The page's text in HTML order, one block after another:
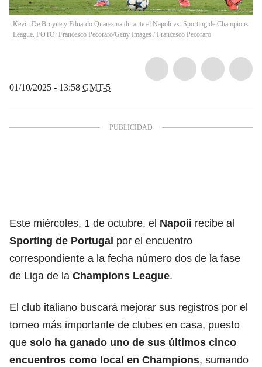
Kevin De Bruyne y Eduardo Quaresma durante el Napoli vs. Sporting de Champions
League. FOTO: Francesco Pecoraro/Getty Images / Francesco Pecoraro
01/10/2025 - 13:58 GMT-5
Este miércoles, 1 de octubre, el Napoii recibe al
Sporting de Portugal por el encuentro
correspondiente a la fecha número dos de la fase
de Liga de la Champions League.
El club italiano buscará mejorar sus registros por el
torneo más importante de clubes en casa, puesto
que solo ha ganado uno de sus últimos cinco
encuentros como local en Champions, sumando